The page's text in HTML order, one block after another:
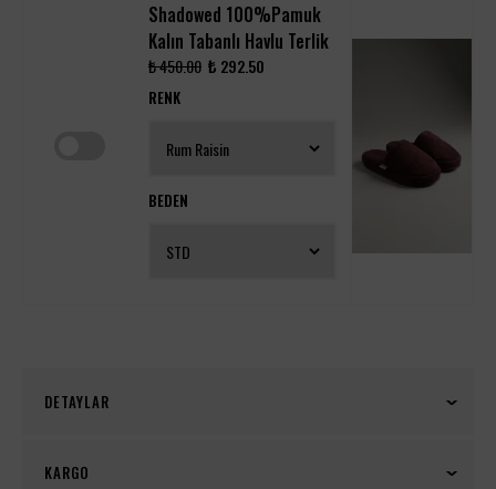
Shadowed 100%Pamuk
Kalın Tabanlı Havlu Terlik
₺ 450.00 ₺ 292.50
RENK
BEDEN
DETAYLAR
Shadowed Serenity %100 Pamuk Kimono Bornoz
KARGO